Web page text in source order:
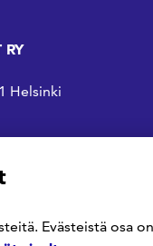
RY
Helsinki
Evästeistä osa